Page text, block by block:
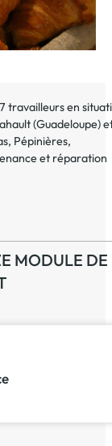
travailleurs en
(Guadeloupe)
, Pépinières,
et réparation
MODULE DE